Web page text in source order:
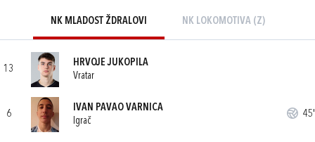
NK MLADOST ŽDRALOVI NK LOKOMOTIVA (Z)
13
HRVOJE JUKOPILA
Vratar
6
IVAN PAVAO VARNICA
Igrač
45'